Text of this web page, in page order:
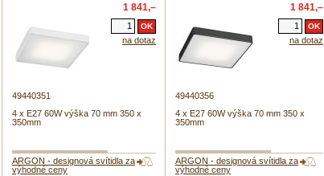
1 841,–
na dotaz
49440351
4 x E27 60W výška 70 mm 350 x
350mm
1 841,–
na dotaz
49440356
4 x E27 60W výška 70 mm 350 x
350mm
ARGON - designová svítidla za
výhodné ceny
ARGON - designová svítidla za
výhodné ceny